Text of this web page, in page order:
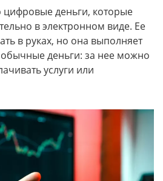
цифровые деньги, которые
в электронном виде. Ее
в руках, но она выполняет
деньги: за нее можно
услуги или